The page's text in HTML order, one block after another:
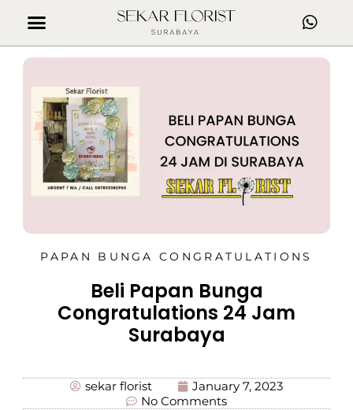
PAPAN BUNGA CONGRATULATIONS
Beli Papan Bunga
Congratulations 24 Jam
Surabaya
sekar florist
January 7, 2023
No Comments